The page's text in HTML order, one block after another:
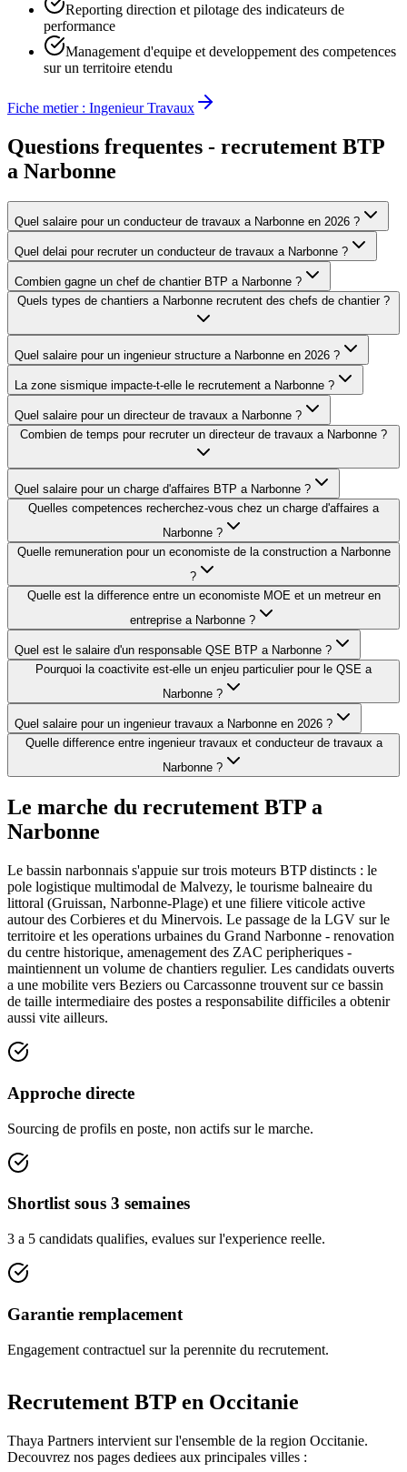
Reporting direction et pilotage des indicateurs de
performance
Management d'equipe et developpement des competences
sur un territoire etendu
Fiche metier : Ingenieur Travaux
Questions frequentes - recrutement BTP
a Narbonne
Quel salaire pour un conducteur de travaux a Narbonne en 2026 ?
Quel delai pour recruter un conducteur de travaux a Narbonne ?
Combien gagne un chef de chantier BTP a Narbonne ?
Quels types de chantiers a Narbonne recrutent des chefs de chantier ?
Quel salaire pour un ingenieur structure a Narbonne en 2026 ?
La zone sismique impacte-t-elle le recrutement a Narbonne ?
Quel salaire pour un directeur de travaux a Narbonne ?
Combien de temps pour recruter un directeur de travaux a Narbonne ?
Quel salaire pour un charge d'affaires BTP a Narbonne ?
Quelles competences recherchez-vous chez un charge d'affaires a
Narbonne ?
Quelle remuneration pour un economiste de la construction a Narbonne
?
Quelle est la difference entre un economiste MOE et un metreur en
entreprise a Narbonne ?
Quel est le salaire d'un responsable QSE BTP a Narbonne ?
Pourquoi la coactivite est-elle un enjeu particulier pour le QSE a
Narbonne ?
Quel salaire pour un ingenieur travaux a Narbonne en 2026 ?
Quelle difference entre ingenieur travaux et conducteur de travaux a
Narbonne ?
Le marche du recrutement BTP a
Narbonne
Le bassin narbonnais s'appuie sur trois moteurs BTP distincts : le
pole logistique multimodal de Malvezy, le tourisme balneaire du
littoral (Gruissan, Narbonne-Plage) et une filiere viticole active
autour des Corbieres et du Minervois. Le passage de la LGV sur le
territoire et les operations urbaines du Grand Narbonne - renovation
du centre historique, amenagement des ZAC peripheriques -
maintiennent un volume de chantiers regulier. Les candidats ouverts
a une mobilite vers Beziers ou Carcassonne trouvent sur ce bassin
de taille intermediaire des postes a responsabilite difficiles a obtenir
aussi vite ailleurs.
Approche directe
Sourcing de profils en poste, non actifs sur le marche.
Shortlist sous 3 semaines
3 a 5 candidats qualifies, evalues sur l'experience reelle.
Garantie remplacement
Engagement contractuel sur la perennite du recrutement.
Recrutement BTP en Occitanie
Thaya Partners intervient sur l'ensemble de la region Occitanie.
Decouvrez nos pages dediees aux principales villes :